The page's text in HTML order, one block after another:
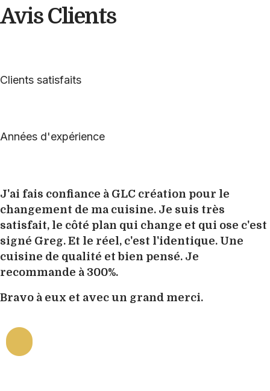
AvisClients
Clients satisfaits
Années d'expérience
J'ai fais confiance à GLC création pour le
changement de ma cuisine. Je suis très
satisfait, le côté plan qui change et qui ose c'est
signé Greg. Et le réel, c'est l'identique. Une
cuisine de qualité et bien pensé. Je
recommande à 300%.
Bravo à eux et avec un grand merci.